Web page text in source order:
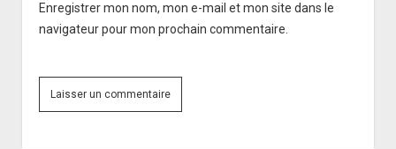
Enregistrer mon nom, mon e-mail et mon site dans le
navigateur pour mon prochain commentaire.